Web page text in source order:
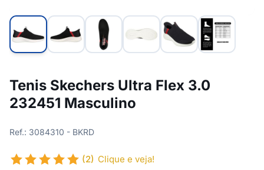
Tenis Skechers Ultra Flex 3.0
232451 Masculino
Ref.: 3084310 - BKRD
(2) Clique e veja!